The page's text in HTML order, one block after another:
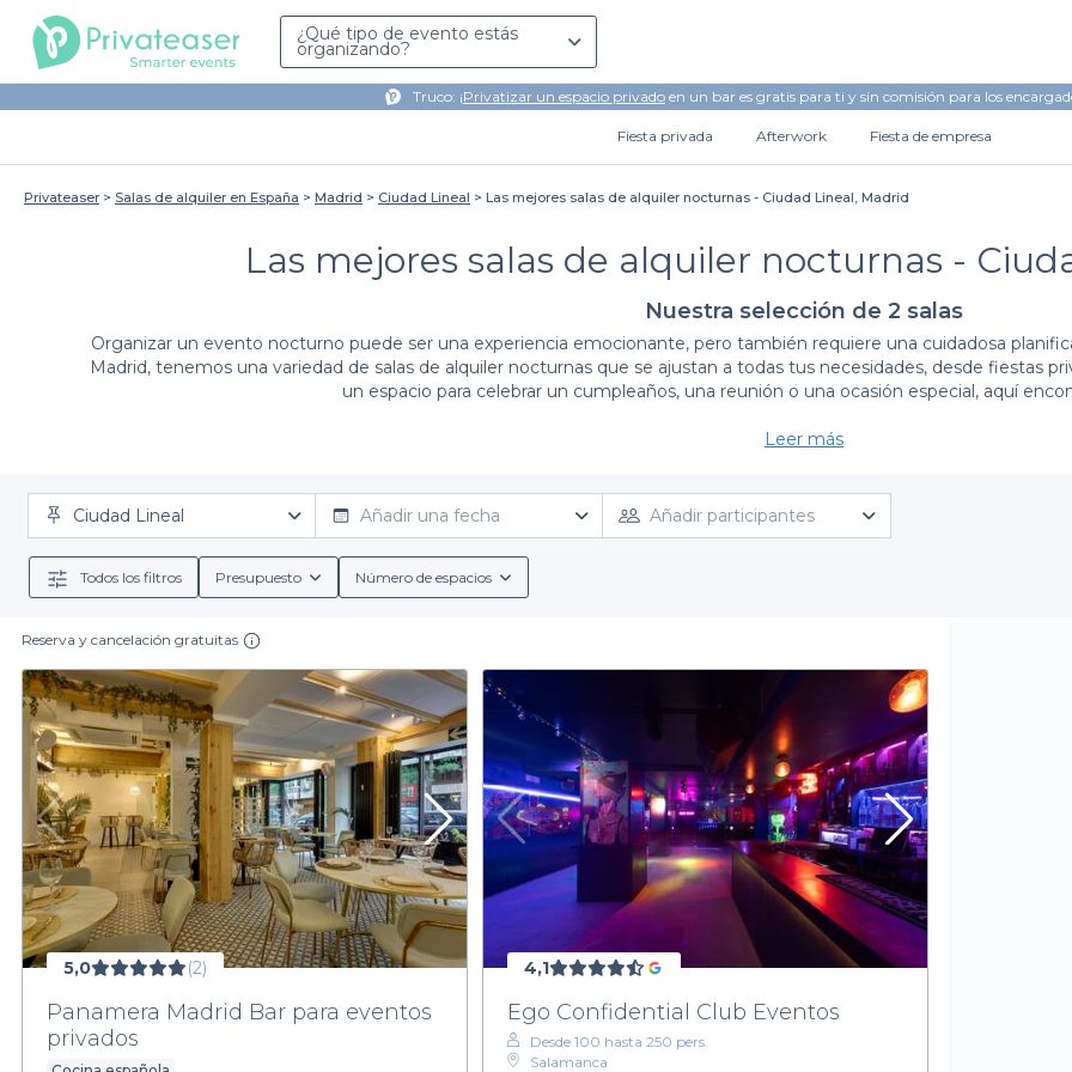
¿Qué tipo de evento estás
organizando?
Truco: ¡Privatizar un espacio privadoen un bar es gratis para ti y sin comisión para los
Fiesta privada Afterwork Fiesta de empresa
Privateaser Salas de alquiler en España Madrid Ciudad Lineal Las mejores salas de alquiler nocturnas - Ciudad Lineal, Madrid
Las mejores salas de alquiler nocturnas -
Nuestra selección de 2 salas
Organizar un evento nocturno puede ser una experiencia emocionante, pero también requiere una cuidadosa
Madrid, tenemos una variedad de salas de alquiler nocturnas que se ajustan a todas tus necesidades, desde fiestas
un espacio para celebrar un cumpleaños, una reunión o una ocasión especial, aquí
Utilizar la plataforma de Privateaser para alquilar salas en Ciudad Lineal significa disfrutar de un proceso de
variada de opciones que se adaptan a diferentes estilos y presupuestos. No solo encontrarás diferentes tipos de
incluidos. Desde menús para grupos que satisfacen hasta los paladares más exigentes, hasta opciones de bebidas
que tus invitados se sientan cómodos y disfruten de la celebración.
En Privateaser, entendemos que cada evento es único. Por eso, ofrecemos detalles sobre las condiciones de reserva,
para tomar la mejor decisión. Además, nuestros espacios nocturnos están seleccionados cuidadosamente para
ya sea elegante, festivo o relajado. Todas nuestras opciones están ubicadas estratégicamente en Ciudad Lineal,
acceso y hace que tu evento sea aún más atractivo para tus
No esperes más para dar el siguiente paso en la planificación de tu evento. Explora las mejores salas de alquiler
todo lo que tenemos para ofrecerte. Tu fiesta soñada está a un clic de
Leer más
Ciudad Lineal Añadir una fecha Añadir participantes
Todos los filtros Presupuesto Número de espacios
Reserva y cancelación gratuitas
5,0 (2)
Panamera Madrid Bar para eventos
privados
4,1
Ego Confidential Club Eventos
Desde 100 hasta 250 pers.
Salamanca